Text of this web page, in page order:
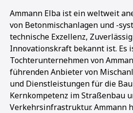
Ammann Elba ist ein weltweit
von Betonmischanlagen und -
technische Exzellenz,
Innovationskraft bekannt ist. Es
Tochterunternehmen von
führenden Anbieter von
und Dienstleistungen für die
Kernkompetenz im Straßenbau
Verkehrsinfrastruktur. Ammann